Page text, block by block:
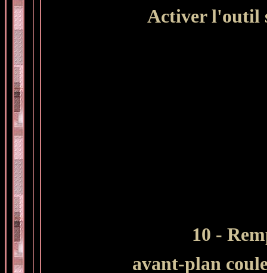
Activer l'outil
10 -
avant-plan